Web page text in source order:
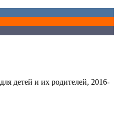
детей и их родителей, 2016-